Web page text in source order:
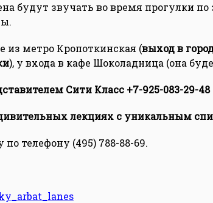
будут звучать во время прогулки
из метро Кропоткинская (выход в
), у входа в кафе Шоколадница (она
Сити Класс +7-925-083-29-48
лекциях с уникальным
телефону (495) 788-88-69.